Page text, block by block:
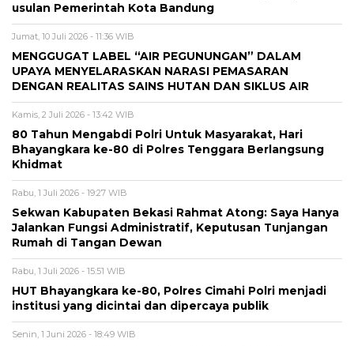
usulan Pemerintah Kota Bandung
Jumat, 10 Juli 2026 - 11:36 WIB
MENGGUGAT LABEL “AIR PEGUNUNGAN” DALAM
UPAYA MENYELARASKAN NARASI PEMASARAN
DENGAN REALITAS SAINS HUTAN DAN SIKLUS AIR
Kamis, 2 Juli 2026 - 13:42 WIB
80 Tahun Mengabdi Polri Untuk Masyarakat, Hari
Bhayangkara ke-80 di Polres Tenggara Berlangsung
Khidmat
Rabu, 1 Juli 2026 - 19:27 WIB
Sekwan Kabupaten Bekasi Rahmat Atong: Saya Hanya
Jalankan Fungsi Administratif, Keputusan Tunjangan
Rumah di Tangan Dewan
Rabu, 1 Juli 2026 - 15:51 WIB
HUT Bhayangkara ke-80, Polres Cimahi Polri menjadi
institusi yang dicintai dan dipercaya publik
Senin, 1 Juni 2026 - 18:49 WIB